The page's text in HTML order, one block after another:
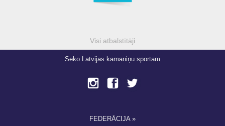
Visi atbalstītāji
Seko Latvijas kamaniņu sportam
FEDERĀCIJA »